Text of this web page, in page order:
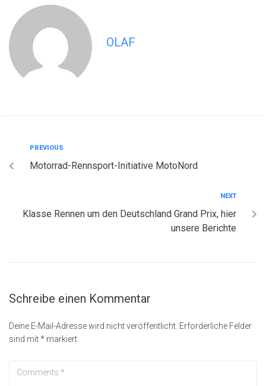
OLAF
PREVIOUS
Motorrad-Rennsport-Initiative MotoNord
NEXT
Klasse Rennen um den Deutschland Grand Prix, hier
unsere Berichte
Schreibe einen Kommentar
Deine E-Mail-Adresse wird nicht veröffentlicht. Erforderliche Felder
sind mit* markiert